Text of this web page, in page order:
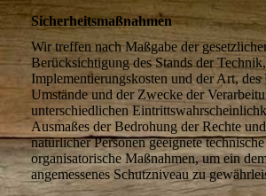
Sicherheitsmaßnahmen
Wir treffen nach Maßgabe der
Berücksichtigung des Stands der
Implementierungskosten und der Art, des
Umstände und der Zwecke der
unterschiedlichen
Ausmaßes der Bedrohung der Rechte
natürlicher Personen geeignete
organisatorische Maßnahmen, um ein
angemessenes Schutzniveau zu